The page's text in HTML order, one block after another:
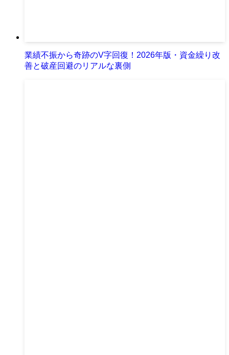
業績不振から奇跡のV字回復！2026年版・資金繰り改
善と破産回避のリアルな裏側